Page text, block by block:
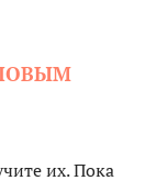
их. Пока